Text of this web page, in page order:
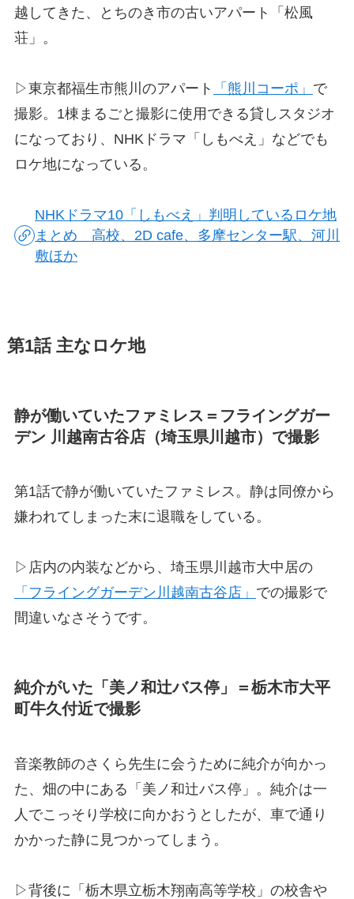
越してきた、とちのき市の古いアパート「松風
荘」。
▷東京都福生市熊川のアパート 「熊川コーポ」 で
撮影。1棟まるごと撮影に使用できる貸しスタジオ
になっており、NHKドラマ「しもべえ」などでも
ロケ地になっている。
NHKドラマ10「しもべえ」判明しているロケ地
まとめ 高校、2D cafe、多摩センター駅、河川
敷ほか
第1話 主なロケ地
静が働いていたファミレス＝フライングガー
デン 川越南古谷店（埼玉県川越市）で撮影
第1話で静が働いていたファミレス。静は同僚から
嫌われてしまった末に退職をしている。
▷店内の内装などから、埼玉県川越市大中居の
「フライングガーデン川越南古谷店」 での撮影で
間違いなさそうです。
純介がいた「美ノ和辻バス停」＝栃木市大平
町牛久付近で撮影
音楽教師のさくら先生に会うために純介が向かっ
た、畑の中にある「美ノ和辻バス停」。純介は一
人でこっそり学校に向かおうとしたが、車で通り
かかった静に見つかってしまう。
▷背後に「栃木県立栃木翔南高等学校」の校舎や